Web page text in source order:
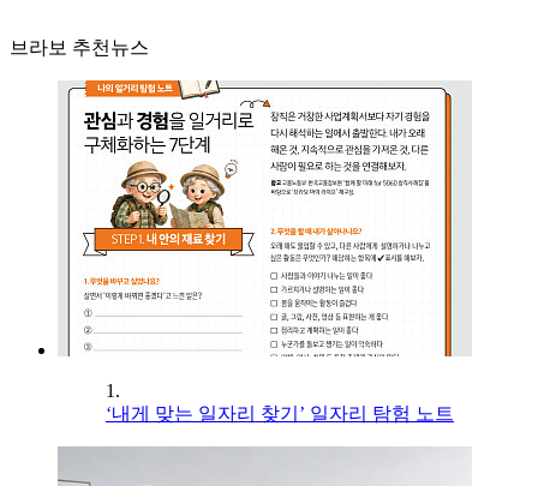
브라보 추천뉴스
1.
‘내게 맞는 일자리 찾기’ 일자리 탐험 노트